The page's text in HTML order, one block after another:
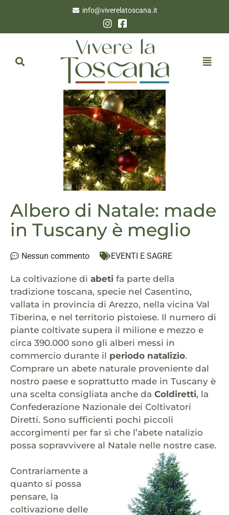
info@viverelatoscana.it
Albero di Natale: made
in Tuscany è meglio
Nessun commento EVENTI E SAGRE
La coltivazione di abeti fa parte della
tradizione toscana, specie nel Casentino,
vallata in provincia di Arezzo, nella vicina Val
Tiberina, e nel territorio pistoiese. Il numero di
piante coltivate supera il milione e mezzo e
circa 390.000 sono gli alberi messi in
commercio durante il periodo natalizio.
Comprare un abete naturale proveniente dal
nostro paese e soprattutto made in Tuscany è
una scelta consigliata anche da Coldiretti, la
Confederazione Nazionale dei Coltivatori
Diretti. Sono sufficienti pochi piccoli
accorgimenti per far sì che l’abete natalizio
possa sopravvivere al Natale nelle nostre case.
Contrariamente a
quanto si possa
pensare, la
coltivazione delle